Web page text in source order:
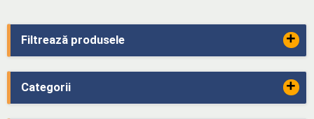
Filtrează produsele +
Categorii +